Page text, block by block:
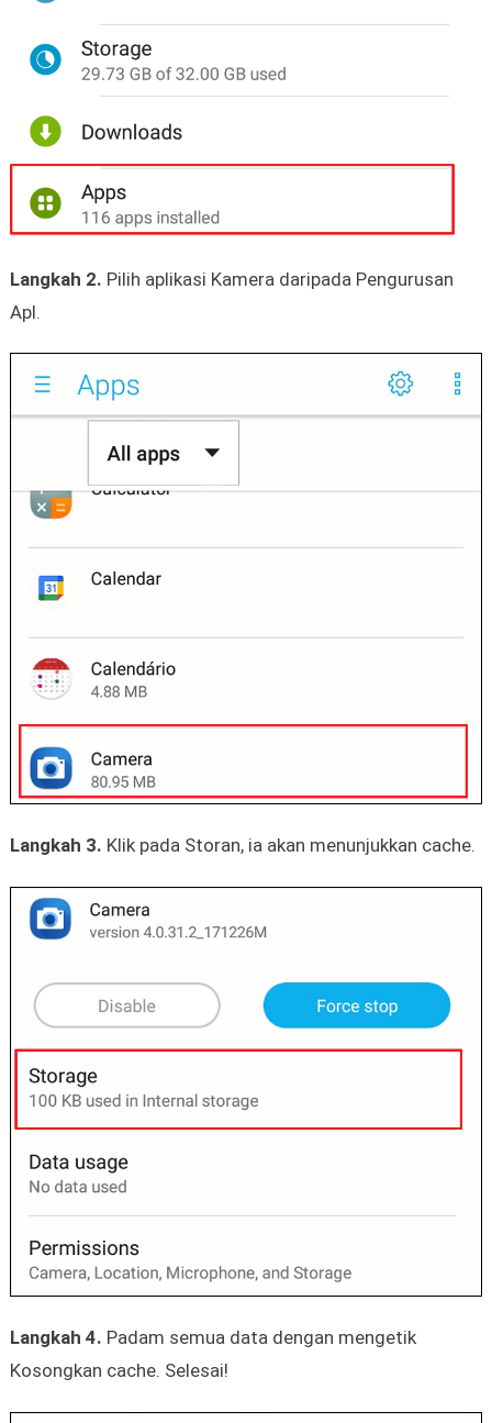
Langkah 2. Pilih aplikasi Kamera daripada Pengurusan
Apl.
Langkah 3. Klik pada Storan, ia akan menunjukkan cache.
Langkah 4. Padam semua data dengan mengetik
Kosongkan cache. Selesai!